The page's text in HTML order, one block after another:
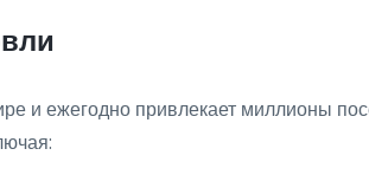
и ежегодно привлекает миллионы